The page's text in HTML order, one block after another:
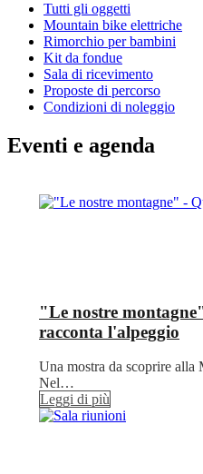
Tutti gli oggetti
Mountain bike elettriche
Rimorchio per bambini
Kit da fondue
Sala di ricevimento
Proposte di percorso
Condizioni di noleggio
Eventi e agenda
"Le nostre
racconta l'alpeggio
Una mostra da scoprire alla
Nel…
Leggi di più